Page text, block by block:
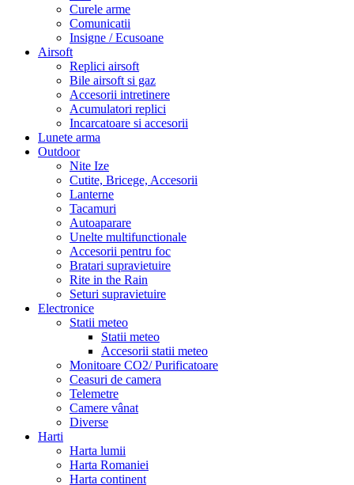
Curele arme
Comunicatii
Insigne / Ecusoane
Airsoft
Replici airsoft
Bile airsoft si gaz
Accesorii intretinere
Acumulatori replici
Incarcatoare si accesorii
Lunete arma
Outdoor
Nite Ize
Cutite, Bricege, Accesorii
Lanterne
Tacamuri
Autoaparare
Unelte multifunctionale
Accesorii pentru foc
Bratari supravietuire
Rite in the Rain
Seturi supravietuire
Electronice
Statii meteo
Statii meteo
Accesorii statii meteo
Monitoare CO2/ Purificatoare
Ceasuri de camera
Telemetre
Camere vânat
Diverse
Harti
Harta lumii
Harta Romaniei
Harta continent